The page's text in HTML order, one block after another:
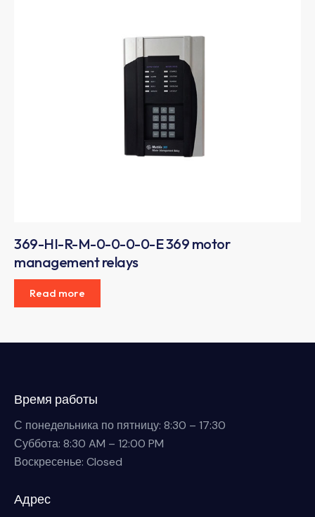
369-HI-R-M-0-0-0-0-E 369 motor
management relays
Read more
Время работы
С понедельника по пятницу: 8:30 – 17:30
Суббота: 8:30 AM – 12:00 PM
Воскресенье: Closed
Адрес